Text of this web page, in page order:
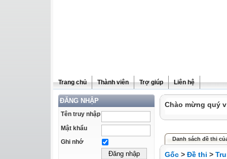
Trang chủ Thành viên Trợ giúp Liên hệ
ĐĂNG NHẬP
Tên truy nhập
Mật khẩu
Ghi nhớ
Chào mừng quý
Danh sách đề thi
Gốc > Đề thi >